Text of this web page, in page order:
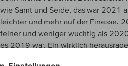
wie Samt und Seide, das war 2021
leichter und mehr auf der Finesse.
feiner und weniger wuchtig als
es 2019 war. Ein wirklich